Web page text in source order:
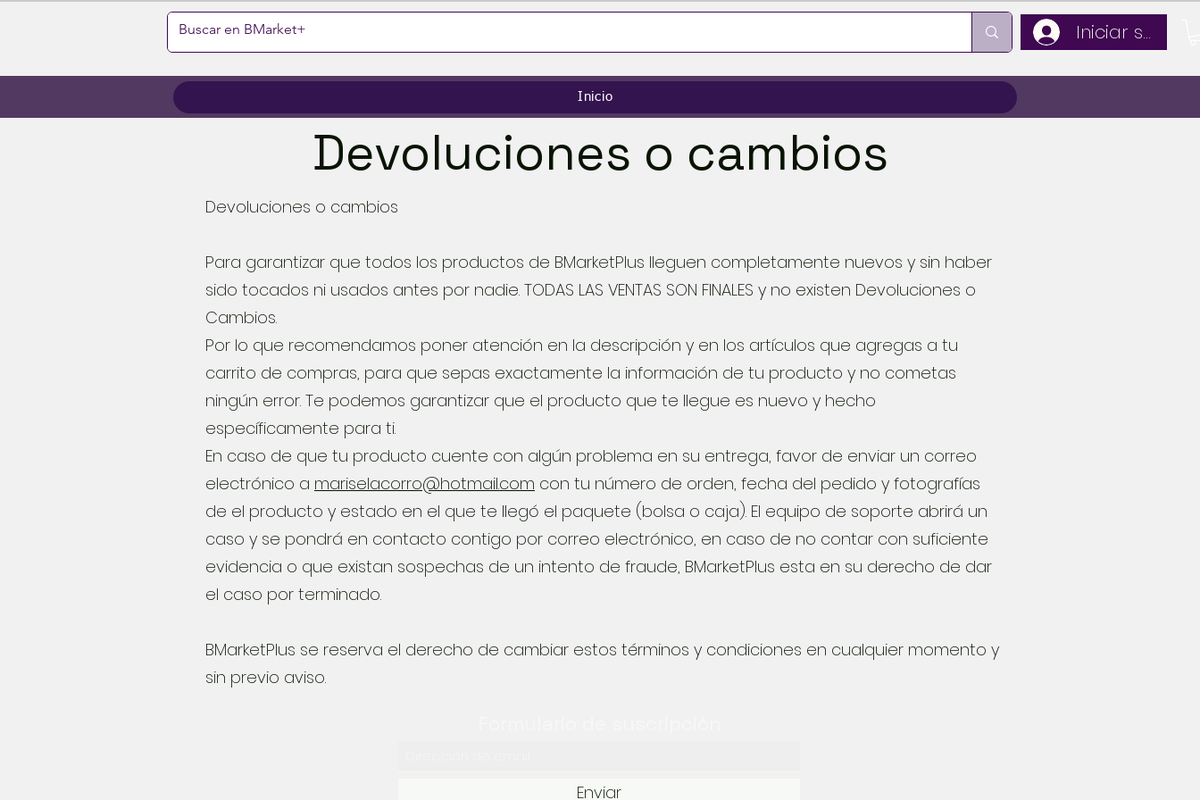
Iniciar sesión
Inicio
Devoluciones o cambios
Devoluciones o cambios
Para garantizar que todos los productos de BMarketPlus lleguen completamente nuevos y sin haber
sido tocados ni usados antes por nadie. TODAS LAS VENTAS SON FINALES y no existen Devoluciones o
Cambios.
Por lo que recomendamos poner atención en la descripción y en los artículos que agregas a tu
carrito de compras, para que sepas exactamente la información de tu producto y no cometas
ningún error. Te podemos garantizar que el producto que te llegue es nuevo y hecho
específicamente para ti.
En caso de que tu producto cuente con algún problema en su entrega, favor de enviar un correo
electrónico a mariselacorro@hotmail.com con tu número de orden, fecha del pedido y fotografías
de el producto y estado en el que te llegó el paquete (bolsa o caja). El equipo de soporte abrirá un
caso y se pondrá en contacto contigo por correo electrónico, en caso de no contar con suficiente
evidencia o que existan sospechas de un intento de fraude, BMarketPlus esta en su derecho de dar
el caso por terminado.
BMarketPlus se reserva el derecho de cambiar estos términos y condiciones en cualquier momento y
sin previo aviso.
Enviar